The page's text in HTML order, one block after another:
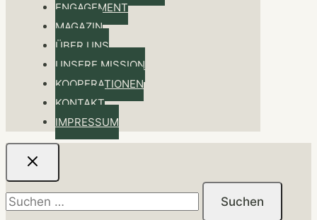
ENGAGEMENT
MAGAZIN
ÜBER UNS
UNSERE MISSION
KOOPERATIONEN
KONTAKT
IMPRESSUM
Suchen
nach: